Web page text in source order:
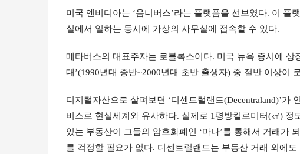
미국 엔비디아는 ‘옴니버스’라는 플랫폼을 선보였다. 이
실에서 일하는 동시에 가상의 사무실에 접속할 수 있다.
메타버스의 대표주자는 로블록스이다. 미국 뉴욕 증시에 상
대’(1990년대 중반~2000년대 초반 출생자) 중 절반 이상이
디지털자산으로 살펴보면 ‘디센트럴랜드(Decentraland)’
비스로 현실세계와 유사하다. 실제로 1평방킬로미터(㎢) 정
있는 부동산이 그들의 암호화폐인 ‘마나’를 통해서 거래가
를 걱정할 필요가 없다. 디센트럴랜드는 부동산 거래 외에